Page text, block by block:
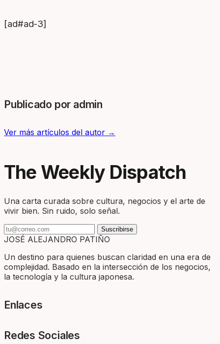
[ad#ad-3]
Publicado por admin
Ver más artículos del autor →
The Weekly Dispatch
Una carta curada sobre cultura, negocios y el arte de
vivir bien. Sin ruido, solo señal.
Suscribirse
JOSÉ ALEJANDRO PATIÑO
Un destino para quienes buscan claridad en una era de
complejidad. Basado en la intersección de los negocios,
la tecnología y la cultura japonesa.
Enlaces
Redes Sociales